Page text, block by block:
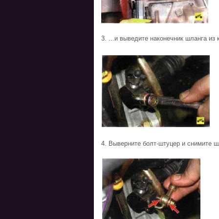
3. ...и выведите наконечник шланга из
4. Выверните болт-штуцер и снимите